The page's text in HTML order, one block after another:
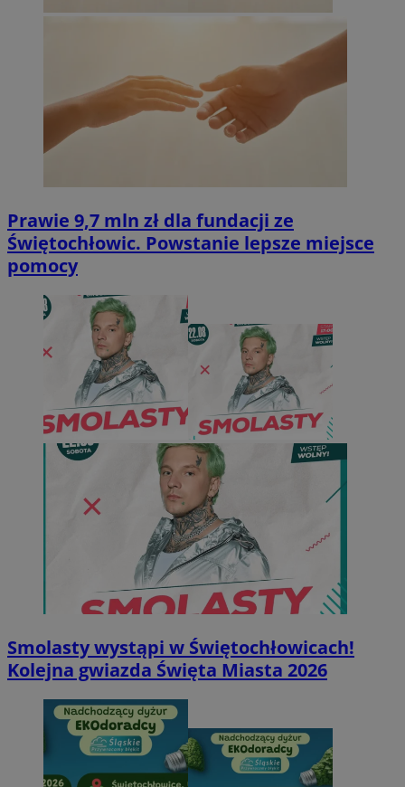
Prawie 9,7 mln zł dla fundacji ze
Świętochłowic. Powstanie lepsze miejsce
pomocy
Smolasty wystąpi w Świętochłowicach!
Kolejna gwiazda Święta Miasta 2026